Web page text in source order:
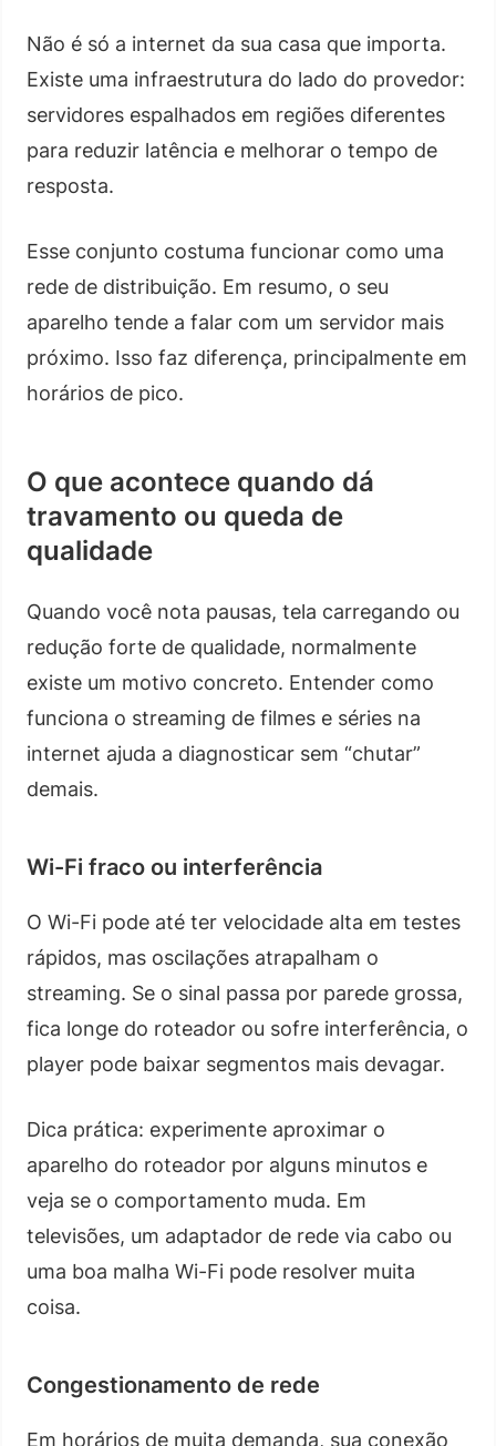
Não é só a internet da sua casa que importa.
Existe uma infraestrutura do lado do provedor:
servidores espalhados em regiões diferentes
para reduzir latência e melhorar o tempo de
resposta.
Esse conjunto costuma funcionar como uma
rede de distribuição. Em resumo, o seu
aparelho tende a falar com um servidor mais
próximo. Isso faz diferença, principalmente em
horários de pico.
O que acontece quando dá
travamento ou queda de
qualidade
Quando você nota pausas, tela carregando ou
redução forte de qualidade, normalmente
existe um motivo concreto. Entender como
funciona o streaming de filmes e séries na
internet ajuda a diagnosticar sem “chutar”
demais.
Wi-Fi fraco ou interferência
O Wi-Fi pode até ter velocidade alta em testes
rápidos, mas oscilações atrapalham o
streaming. Se o sinal passa por parede grossa,
fica longe do roteador ou sofre interferência, o
player pode baixar segmentos mais devagar.
Dica prática: experimente aproximar o
aparelho do roteador por alguns minutos e
veja se o comportamento muda. Em
televisões, um adaptador de rede via cabo ou
uma boa malha Wi-Fi pode resolver muita
coisa.
Congestionamento de rede
Em horários de muita demanda, sua conexão